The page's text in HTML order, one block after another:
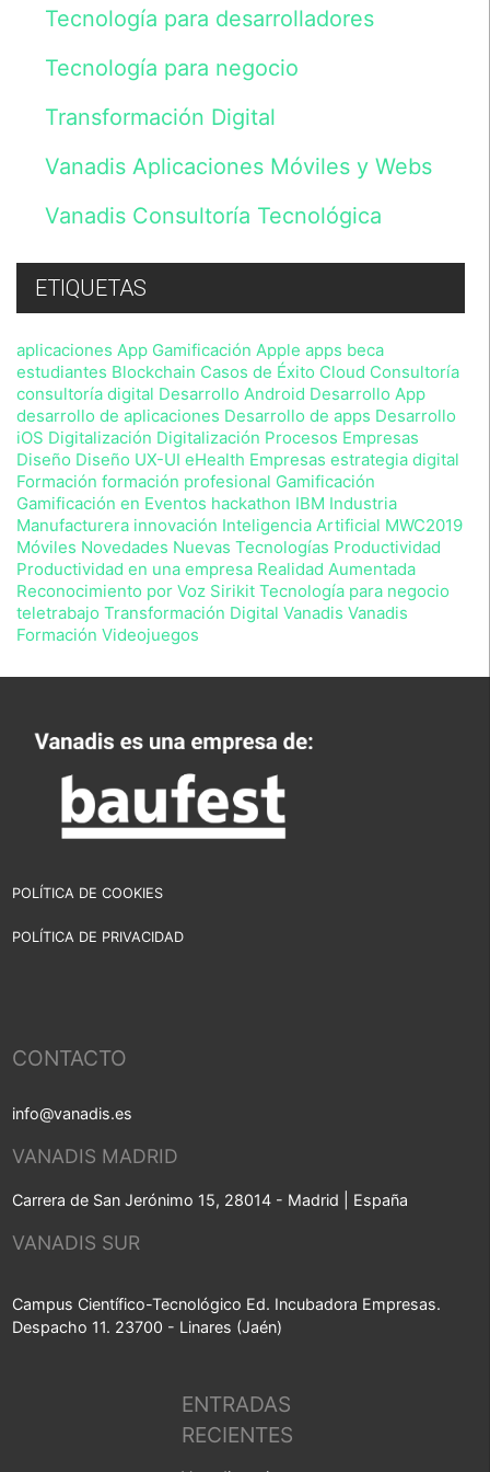
fichero
responsable
Initiative,
acuerdo
lo
previsto
Política
de
Privacidad
,
sin
perjuicio
de
que
en
cualquier
momento
podrá
ejercitar
sus
derechos
con
a
vigente.
Tecnología para desarrolladores
Tecnología para negocio
Transformación Digital
Vanadis Aplicaciones Móviles y Webs
Vanadis Consultoría Tecnológica
ETIQUETAS
aplicaciones App Gamificación Apple apps beca
estudiantes Blockchain Casos de Éxito Cloud Consultoría
consultoría digital Desarrollo Android Desarrollo App
desarrollo de aplicaciones Desarrollo de apps Desarrollo
iOS Digitalización Digitalización Procesos Empresas
Diseño Diseño UX-UI eHealth Empresas estrategia digital
Formación formación profesional Gamificación
Gamificación en Eventos hackathon IBM Industria
Manufacturera innovación Inteligencia Artificial MWC2019
Móviles Novedades Nuevas Tecnologías Productividad
Productividad en una empresa Realidad Aumentada
Reconocimiento por Voz Sirikit Tecnología para negocio
teletrabajo Transformación Digital Vanadis Vanadis
Formación Videojuegos
POLÍTICA DE COOKIES
POLÍTICA DE PRIVACIDAD
ENTRADAS
RECIENTES
CONTACTO
info@vanadis.es
VANADIS MADRID
Carrera de San Jerónimo 15, 28014 - Madrid | España
VANADIS SUR
Campus Científico-Tecnológico Ed. Incubadora Empresas.
Despacho 11. 23700 - Linares (Jaén)